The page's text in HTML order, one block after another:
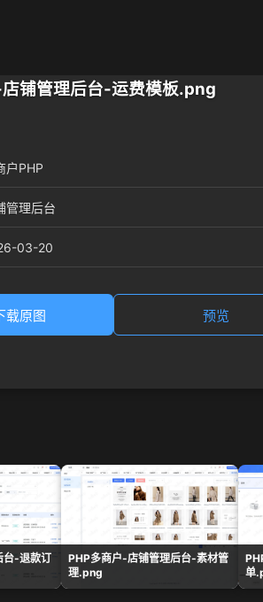
铺管理后台-运费模板.png
户PHP
管理后台
03-20
载原图 预览
台-退款订
PHP多商户-店铺管理后台-素材管
理.png
单